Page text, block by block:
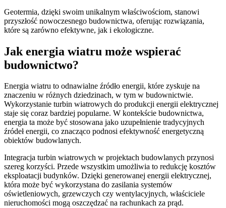
Geotermia, dzięki swoim unikalnym właściwościom, stanowi
przyszłość nowoczesnego budownictwa, oferując rozwiązania,
które są zarówno efektywne, jak i ekologiczne.
Jak energia wiatru może wspierać
budownictwo?
Energia wiatru to odnawialne źródło energii, które zyskuje na
znaczeniu w różnych dziedzinach, w tym w budownictwie.
Wykorzystanie turbin wiatrowych do produkcji energii elektrycznej
staje się coraz bardziej popularne. W kontekście budownictwa,
energia ta może być stosowana jako uzupełnienie tradycyjnych
źródeł energii, co znacząco podnosi efektywność energetyczną
obiektów budowlanych.
Integracja turbin wiatrowych w projektach budowlanych przynosi
szereg korzyści. Przede wszystkim umożliwia to redukcję kosztów
eksploatacji budynków. Dzięki generowanej energii elektrycznej,
która może być wykorzystana do zasilania systemów
oświetleniowych, grzewczych czy wentylacyjnych, właściciele
nieruchomości mogą oszczędzać na rachunkach za prąd.